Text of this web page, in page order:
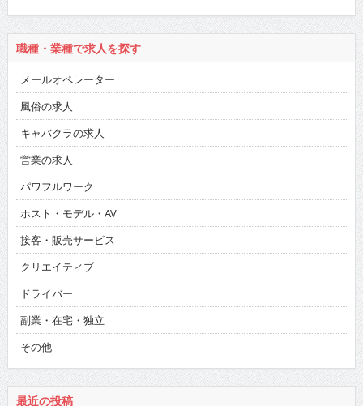
職種・業種で求人を探す
メールオペレーター
風俗の求人
キャバクラの求人
営業の求人
パワフルワーク
ホスト・モデル・AV
接客・販売サービス
クリエイティブ
ドライバー
副業・在宅・独立
その他
最近の投稿